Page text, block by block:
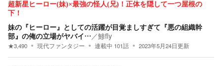
超新星ヒーロー(妹)×最強の怪人(兄)！正体を隠して一つ屋根の
下！
妹の『ヒーロー』としての活躍が目覚ましすぎて『悪の組織幹
部』の俺の立場がヤバイ…／鯵fly
★3,490 現代ファンタジー 連載中 101話 2023年5月24日更新